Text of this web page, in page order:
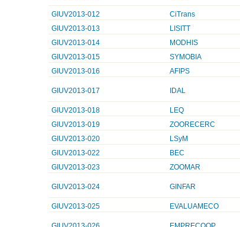
GIUV2013-012
CiTrans
GIUV2013-013
LISITT
GIUV2013-014
MODHIS
GIUV2013-015
SYMOBIA
GIUV2013-016
AFIPS
GIUV2013-017 IDAL
GIUV2013-018
LEQ
GIUV2013-019
ZOORECERC
GIUV2013-020
LSyM
GIUV2013-022
BEC
GIUV2013-023
ZOOMAR
GIUV2013-024 GINFAR
GIUV2013-025
EVALUAMECO